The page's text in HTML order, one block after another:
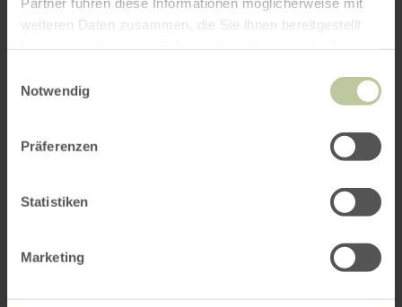
weiteren Daten zusammen, die Sie ihnen bereitgestellt
Notwendig
Präferenzen
Statistiken
Marketing
kleiner Bär?